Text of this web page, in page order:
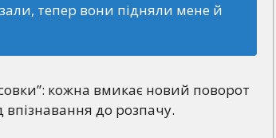
тепер вони підняли мене й
кожна вмикає новий поворот
впізнавання до розпачу.